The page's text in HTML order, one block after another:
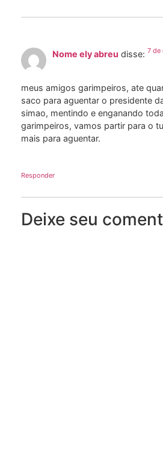
Nome ely abreu disse: 7 de
meus amigos garimpeiros, ate
saco para aguentar o presidente
simao, mentindo e enganando
garimpeiros, vamos partir para o
mais para aguentar.
Responder
Deixe seu